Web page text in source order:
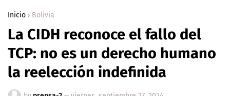
Inicio Bolivia
La CIDH reconoce el fallo del
TCP: no es un derecho humano
la reelección indefinida